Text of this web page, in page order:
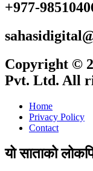
+977-
Copyright ©
Pvt. Ltd. All
Home
Privacy Policy
Contact
यो साताको